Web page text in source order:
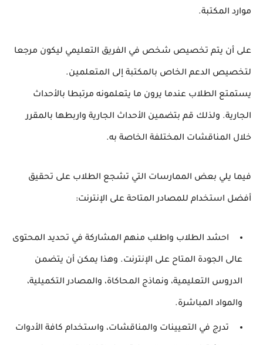
موارد المكتبة.
على أن يتم تخصيص شخص في الفريق التعليمي ليكون مرجعا
لتخصيص الدعم الخاص بالمكتبة إلى المتعلمين.
يستمتع الطلاب عندما يرون ما يتعلمونه مرتبطا بالأحداث
الجارية. ولذلك قم بتضمين الأحداث الجارية واربطها بالمقرر
خلال المناقشات المختلفة الخاصة به.
فيما يلي بعض الممارسات التي تشجع الطلاب على تحقيق
أفضل استخدام للمصادر المتاحة على الإنترنت:
احشد الطلاب واطلب منهم المشاركة في تحديد المحتوى
عالى الجودة المتاح على الإنترنت. وهذا يمكن أن يتضمن
الدروس التعليمية، ونماذج المحاكاة، والمصادر التكميلية،
والمواد المباشرة.
تدرج في التعيينات والمناقشات، واستخدام كافة الأدوات